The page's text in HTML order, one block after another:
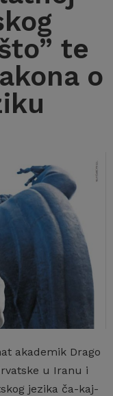
te
o
akademik Drago
u Iranu i
jezika ča-kaj-